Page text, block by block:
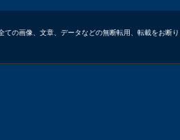
の画像、文章、データなどの無断転用、転載をお断り